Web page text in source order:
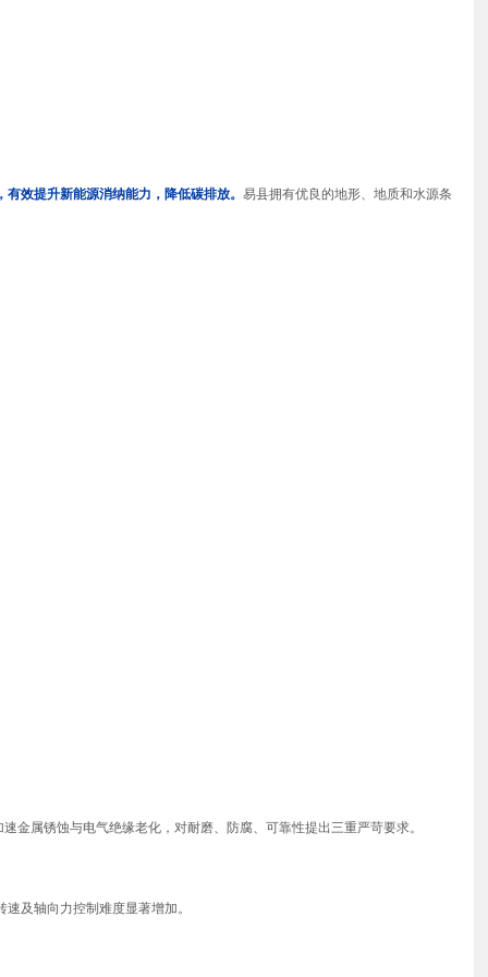
效提升新能源消纳能力，降低碳排放。 易县拥有优良的地形、地质和水源条
属锈蚀与电气绝缘老化，对耐磨、防腐、可靠性提出三重严苛要求。
及轴向力控制难度显著增加。